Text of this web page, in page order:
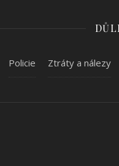
Policie Ztráty a nálezy